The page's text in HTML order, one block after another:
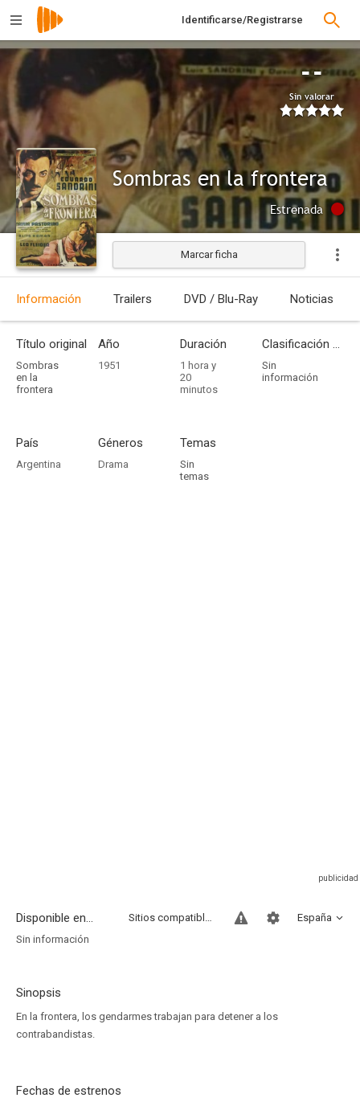
Identificarse/Registrarse
--
Sin valorar
Sombras en la frontera
Estrenada
Marcar ficha
Información Trailers DVD / Blu-Ray Noticias
Título original
Sombras
en la
frontera
Año
1951
Duración
1 hora y
20
minutos
Clasificación por edades
Sin
información
País
Argentina
Géneros
Drama
Temas
Sin
temas
Disponible en... España
Sitios compatibles
Sin información
Sinopsis
En la frontera, los gendarmes trabajan para detener a los
contrabandistas.
Fechas de estrenos